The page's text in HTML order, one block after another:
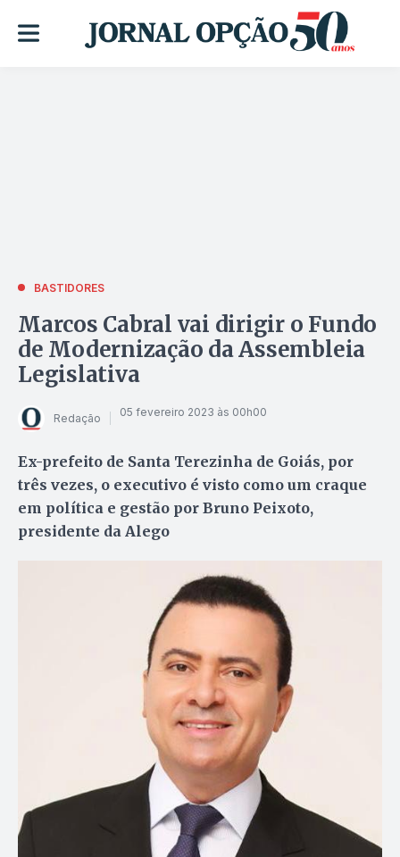
BASTIDORES
Marcos Cabral vai dirigir o Fundo
de Modernização da Assembleia
Legislativa
Redação 05 fevereiro 2023 às 00h00
Ex-prefeito de Santa Terezinha de Goiás, por
três vezes, o executivo é visto como um craque
em política e gestão por Bruno Peixoto,
presidente da Alego